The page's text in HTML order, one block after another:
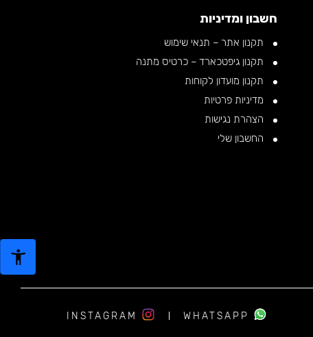
חשבון ומדיניות
תקנון אתר – תנאי שימוש
תקנון גיפטכארד – כרטיס מתנה
תקנון מועדון לקוחות
מדיניות פרטיות
הצהרת נגישות
החשבון שלי
WHATSAPP
INSTAGRAM